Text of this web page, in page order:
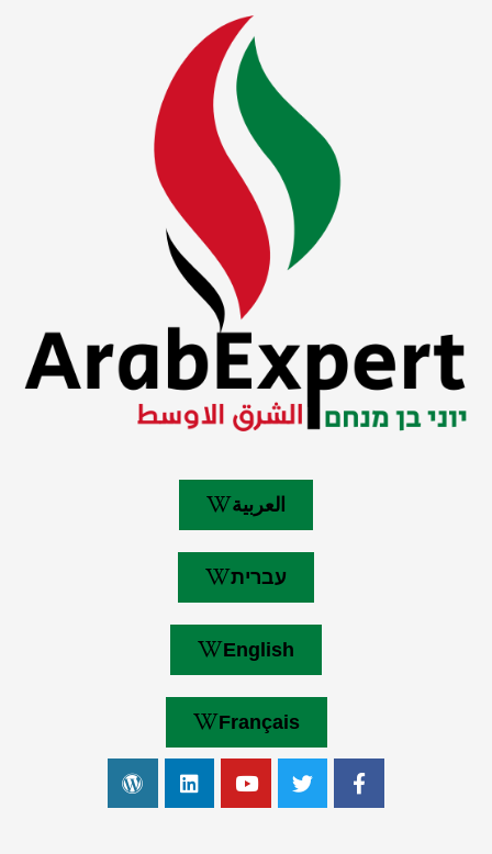
العربية
עברית
English
Français